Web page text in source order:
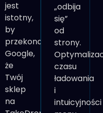
jest
istotny,
by
przekonać
Google,
że
Twój
sklep
na
„odbija
się”
od
strony.
czasu
ładowania
i
intuicyjności